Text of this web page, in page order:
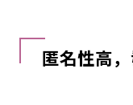
匿名性高